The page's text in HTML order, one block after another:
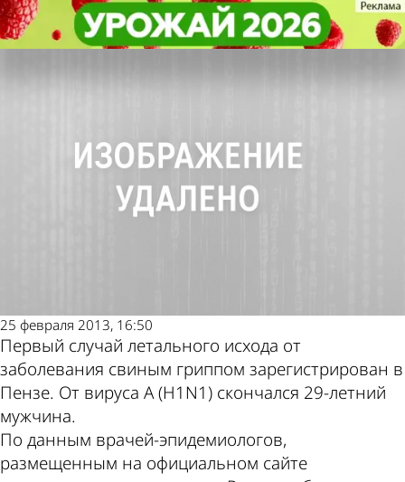
В Пензе от свиного гриппа
умер 29-летний мужчина
Происшествия
25 февраля 2013, 16:50
Первый случай летального исхода от
заболевания свиным гриппом зарегистрирован в
Пензе. От вируса A (H1N1) скончался 29-летний
мужчина.
По данным врачей-эпидемиологов,
размещенным на официальном сайте
В Пензе от свиного гриппа
умер 29-летний мужчина
Происшествия
Другие
теме
Погода и
Пензе